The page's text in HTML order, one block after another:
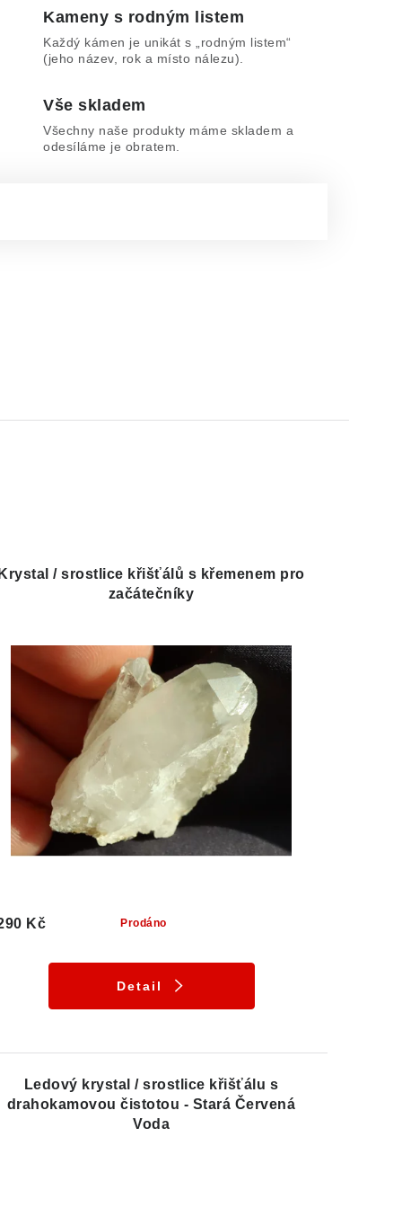
Kameny s rodným listem
Každý kámen je unikát s „rodným listem“
(jeho název, rok a místo nálezu).
Vše skladem
Všechny naše produkty máme skladem a
odesíláme je obratem.
Krystal / srostlice křišťálů s křemenem pro
začátečníky
Prodáno
Kč
Detail
Ledový krystal / srostlice křišťálu s
drahokamovou čistotou - Stará Červená
Voda